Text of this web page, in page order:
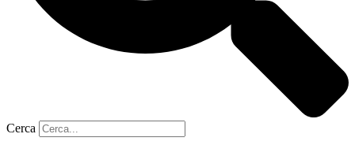
Cerca